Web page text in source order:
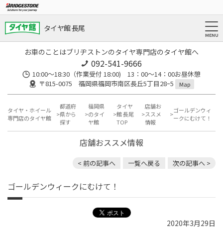
タイヤ館 長尾
お車のことはブリヂストンのタイヤ専門店のタイヤ館へ
092-541-9666
10:00～18:30（作業受付 18:00) 13：00～14：00お昼休憩
〒815-0075 福岡県福岡市南区長丘5丁目28ｰ5
Map
タイヤ・ホイール
専門店のタイヤ館
都道府
県から
探す
福岡県
のタイ
ヤ館
タイヤ
館 長尾
TOP
店舗お
ススメ
情報
ゴールデンウィ
ークにむけて！
店舗おススメ情報
< 前の記事へ 一覧へ戻る 次の記事へ >
ゴールデンウィークにむけて！
2020年3月29日